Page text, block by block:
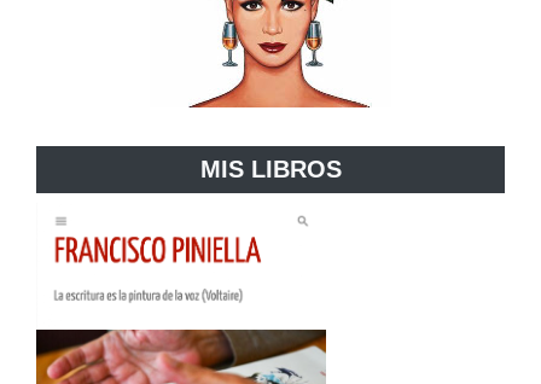
MIS LIBROS